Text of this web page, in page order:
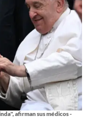
afirman sus médicos -